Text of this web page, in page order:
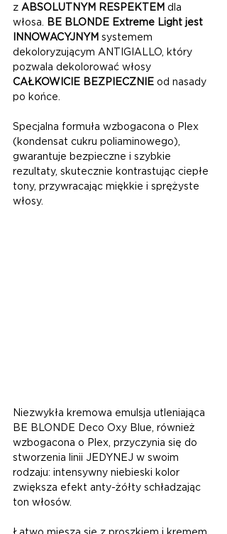
z ABSOLUTNYM RESPEKTEM dla
włosa. BE BLONDE Extreme Light jest
INNOWACYJNYM systemem
dekoloryzującym ANTIGIALLO, który
pozwala dekolorować włosy
CAŁKOWICIE BEZPIECZNIE od nasady
po końce.
Specjalna formuła wzbogacona o Plex
(kondensat cukru poliaminowego),
gwarantuje bezpieczne i szybkie
rezultaty, skutecznie kontrastując ciepłe
tony, przywracając miękkie i sprężyste
włosy.
Niezwykła kremowa emulsja utleniająca
BE BLONDE Deco Oxy Blue, również
wzbogacona o Plex, przyczynia się do
stworzenia linii JEDYNEJ w swoim
rodzaju: intensywny niebieski kolor
zwiększa efekt anty-żółty schładzając
ton włosów.